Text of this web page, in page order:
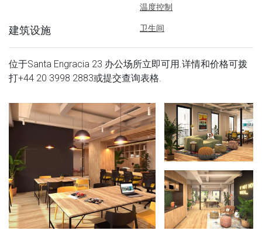
温度控制
建筑设施 卫生间
位于Santa Engracia 23 办公场所立即可用.详情和价格可拨
打+44 20 3998 2883或提交查询表格.